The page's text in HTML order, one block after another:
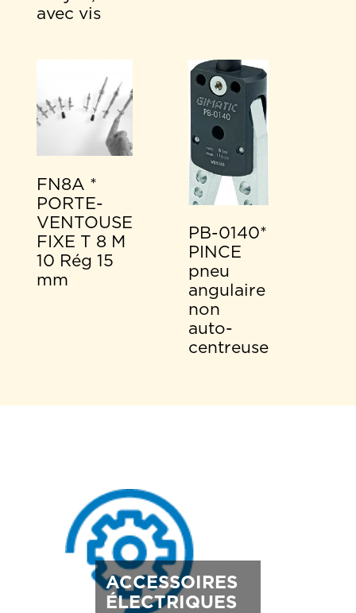
avec vis
FN8A *
PORTE-
VENTOUSE
FIXE T 8 M
10 Rég 15
mm
PB-0140*
PINCE
pneu
angulaire
non
auto-
centreuse
ACCESSOIRES
ÉLECTRIQUES